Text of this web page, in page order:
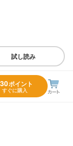
試し読み
ポイント
すぐに購入